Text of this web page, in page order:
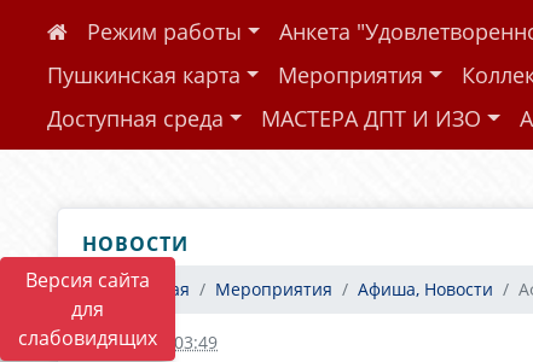
Версия сайта
для
слабовидящих
Режим работы Анкета
Пушкинская карта
Мероприятия
Доступная среда
МАСТЕРА ДПТ И ИЗО
НОВОСТИ
Главная Мероприятия Афиша, Новости
28.04.2022 03:49